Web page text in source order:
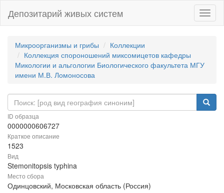
Депозитарий живых систем
Микроорганизмы и грибы
Коллекции
Коллекция спороношений миксомицетов кафедры
Микологии и альгологии Биологического факультета МГУ
имени М.В. Ломоносова
ID образца
0000000606727
Краткое описание
1523
Вид
Stemonitopsis typhina
Место сбора
Одинцовский, Московская область (Россия)